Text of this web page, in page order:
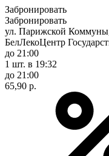
Забронировать
Забронировать
ул. Парижской
БелЛекоЦентр
до 21:00
1 шт. в 19:32
до 21:00
65,90 р.